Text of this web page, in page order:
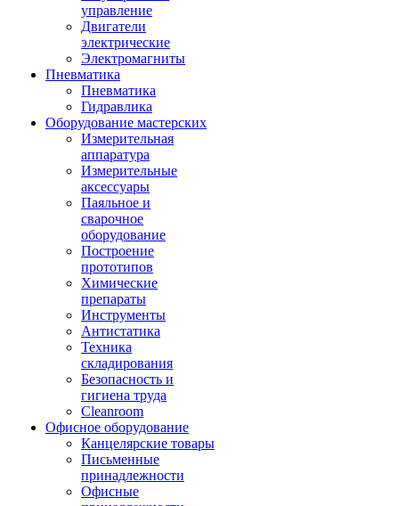
управление
Двигатели
электрические
Электромагниты
Пневматика
Пневматика
Гидравлика
Оборудование мастерских
Измерительная
аппаратура
Измерительные
аксессуары
Паяльное и
сварочное
оборудование
Построение
прототипов
Химические
препараты
Инструменты
Aнтистатика
Техника
складирования
Безопасность и
гигиена труда
Cleanroom
Офисное оборудование
Канцелярские товары
Письменные
принадлежности
Офисные